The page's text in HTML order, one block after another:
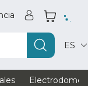
ES